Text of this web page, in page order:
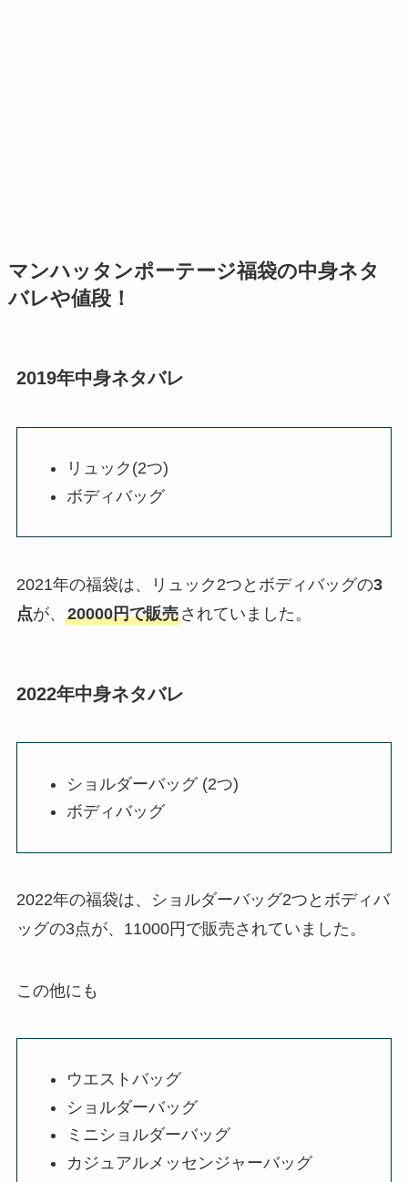
マンハッタンポーテージ福袋の中身ネタ
バレや値段！
2019年中身ネタバレ
リュック(2つ)
ボディバッグ
2021年の福袋は、リュック2つとボディバッグの3
点が、 20000円で販売されていました。
2022年中身ネタバレ
ショルダーバッグ (2つ)
ボディバッグ
2022年の福袋は、ショルダーバッグ2つとボディバ
ッグの3点が、11000円で販売されていました。
この他にも
ウエストバッグ
ショルダーバッグ
ミニショルダーバッグ
カジュアルメッセンジャーバッグ